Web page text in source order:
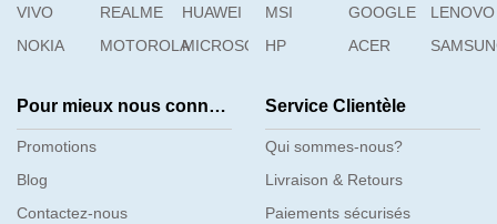
VIVO
REALME
HUAWEI
NOKIA
MOTOROLAMICROSOFT
MSI
GOOGLE
LENOVO
HP
ACER
Pour mieux nous connaître
Promotions
Blog
Contactez-nous
Service Clientèle
Qui sommes-nous?
Livraison & Retours
Paiements sécurisés